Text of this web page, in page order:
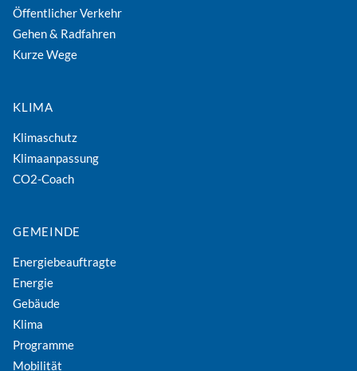
Öffentlicher Verkehr
Gehen & Radfahren
Kurze Wege
KLIMA
Klimaschutz
Klimaanpassung
CO2-Coach
GEMEINDE
Energiebeauftragte
Energie
Gebäude
Klima
Programme
Mobilität